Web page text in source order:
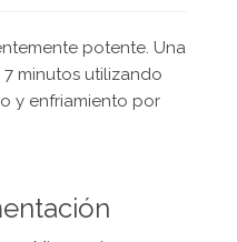
potente. Una
minutos utilizando
y enfriamiento por